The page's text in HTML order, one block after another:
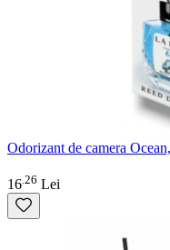
Odorizant de camera
16 26 Lei